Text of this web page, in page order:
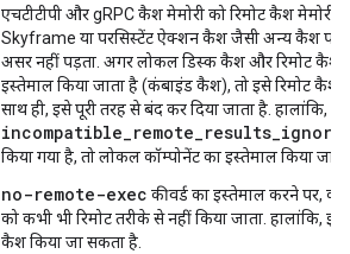
एचटीटीपी और gRPC कैश मेमोरी को रिमोट कैश मेमोरी
Skyframe या परसिस्टेंट ऐक्शन कैश जैसी अन्य कैश पर
असर नहीं पड़ता. अगर लोकल डिस्क कैश और रिमोट कैश,
इस्तेमाल किया जाता है (कंबाइंड कैश), तो इसे रिमोट कैश
साथ ही, इसे पूरी तरह से बंद कर दिया जाता है. हालांकि,
किया गया है, तो लोकल कॉम्पोनेंट का इस्तेमाल किया
no-remote-exec कीवर्ड का इस्तेमाल करने पर,
को कभी भी रिमोट तरीके से नहीं किया जाता. हालांकि, इसे
कैश किया जा सकता है.